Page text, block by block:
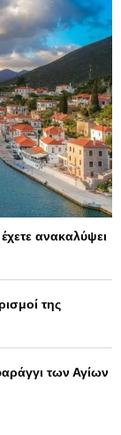
ανακαλύψει
της
των Αγίων